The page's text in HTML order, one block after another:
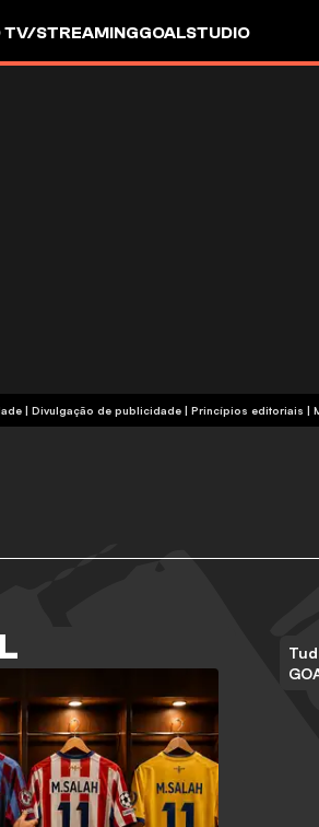
TV/STREAMINGGOALSTUDIO
| Divulgação de publicidade | Princípios editoriais |